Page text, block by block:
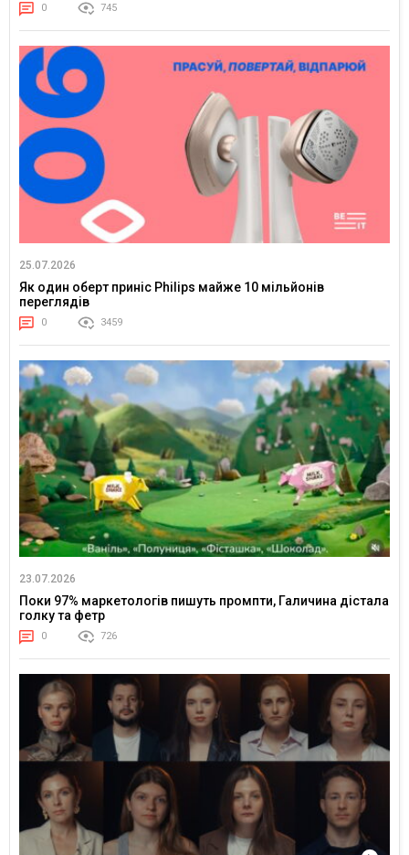
0 745
25.07.2026
Як один оберт приніс Philips майже 10 мільйонів
переглядів
0 3459
23.07.2026
Поки 97% маркетологів пишуть промпти, Галичина дістала
голку та фетр
0 726